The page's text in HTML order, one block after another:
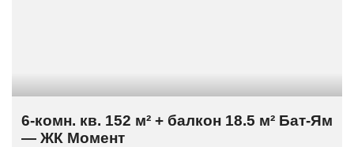
6-комн. кв. 152 м² + балкон 18.5 м² Бат-Ям
— ЖК Момент